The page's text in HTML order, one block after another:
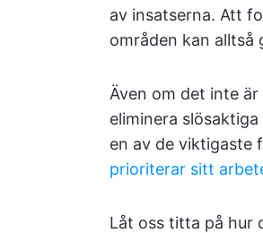
av insatserna. Att
områden kan alltså
Även om det inte
eliminera
en av de viktigaste
prioriterar sitt
Låt oss titta på hur